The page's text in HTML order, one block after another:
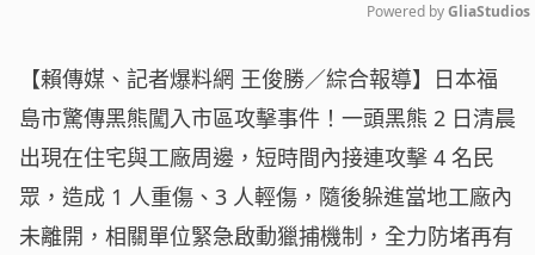
Powered by GliaStudios
【賴傳媒、記者爆料網 王俊勝／綜合報導】日本福
島市驚傳黑熊闖入市區攻擊事件！一頭黑熊 2 日清晨
出現在住宅與工廠周邊，短時間內接連攻擊 4 名民
眾，造成 1 人重傷、3 人輕傷，隨後躲進當地工廠內
未離開，相關單位緊急啟動獵捕機制，全力防堵再有